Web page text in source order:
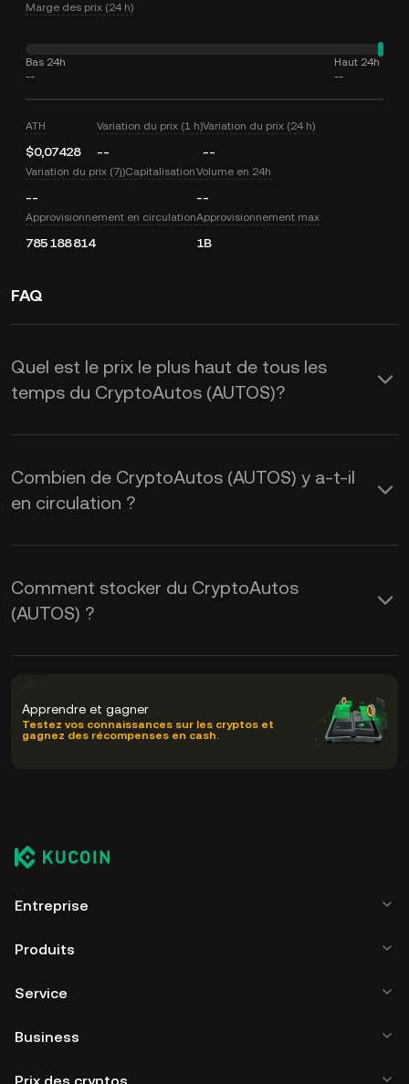
Marge des prix (24 h)
Bas 24h
--
Haut 24h
--
ATH
$0,07428
Variation du prix (1 h)
--
Variation du prix (24 h)
--
Variation du prix (7j)
--
CapitalisationVolume en 24h
--
Approvisionnement en circulation
785 188 814
Approvisionnement max
1B
FAQ
Quel est le prix le plus haut de tous les
temps du CryptoAutos (AUTOS)?
Combien de CryptoAutos (AUTOS) y a-t-il
en circulation ?
Comment stocker du CryptoAutos
(AUTOS) ?
Apprendre et gagner
Testez vos connaissances sur les cryptos et
gagnez des récompenses en cash.
Entreprise
Produits
Service
Business